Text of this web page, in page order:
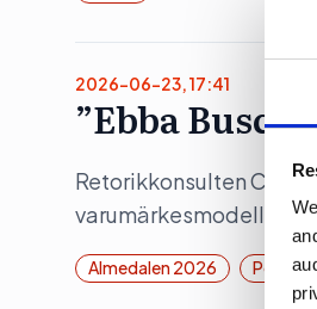
2026-06-23, 17:41
”Ebba
Retorikkonsulten
varumärkesmodell
Almedalen 2026 Politik